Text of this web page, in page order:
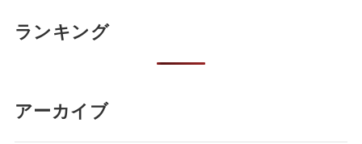
ランキング
アーカイブ